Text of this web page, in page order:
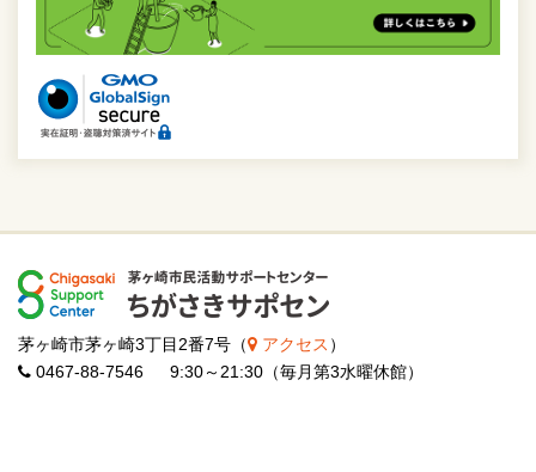
茅ヶ崎市茅ヶ崎3丁目2番7号（ アクセス ）
0467-88-7546 9:30～21:30（毎月第3水曜休館）